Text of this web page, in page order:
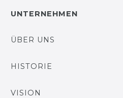
UNTERNEHMEN
ÜBER UNS
HISTORIE
VISION